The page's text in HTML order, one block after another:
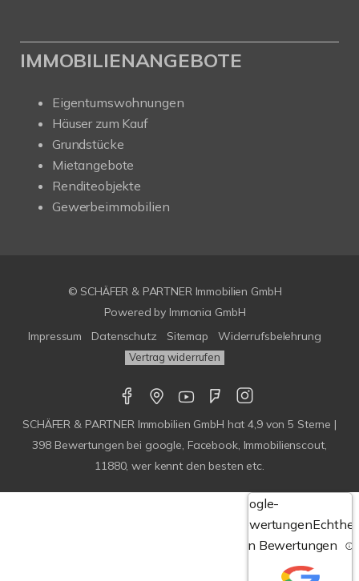
IMMOBILIENANGEBOTE
Eigentumswohnungen
Häuser zum Kauf
Grundstücke
Mietangebote
Renditeobjekte
Gewerbeimmobilien
© SCHÄFER & PARTNER Immobilien GmbH
Powered by Immonia GmbH
Impressum
Datenschutz Sitemap Widerrufsbelehrung
Vertrag widerrufen
SCHÄFER & PARTNER Immobilien GmbH hat4,9von5 Sterne |
398 Bewertungen bei google, Facebook, Immobilienscout,
11880, wer kennt den besten etc.
Google-
Bewertungen
von Bewertungen